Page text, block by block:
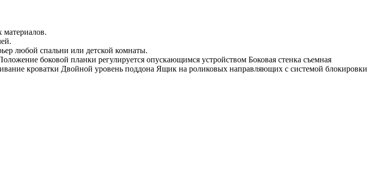
любой спальни или детской комнаты.
боковой планки регулируется опускающимся устройством Боковая стенка съемная
кроватки Двойной уровень поддона Ящик на роликовых направляющих с системой блокировки